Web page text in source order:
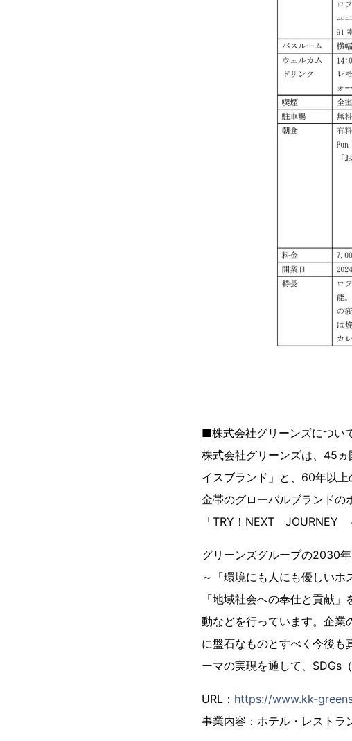
■株式会社グリーンズについ
株式会社グリーンズは、45
イスブランド」と、60年以
金帯のグローバルブランドの
「TRY！NEXT JOURNEY
グリーンズグループの2030
～「環境にも人にも優しいホ
「地域社会への奉仕と貢献
動などを行っています。企業
に盤石なものとすべく今後も
ーマの実現を通して、SDGs
URL： https://www.kk-
事業内容：ホテル・レストラ